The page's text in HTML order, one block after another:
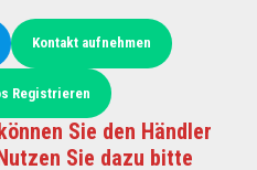
Kontakt aufnehmen
Registrieren
Sie den Händler
Sie dazu bitte